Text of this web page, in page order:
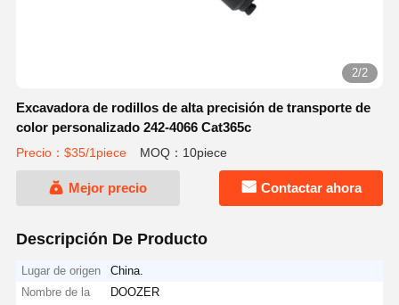
2/2
Excavadora de rodillos de alta precisión de transporte de
color personalizado 242-4066 Cat365c
Precio：$35/1piece MOQ：10piece
Mejor precio Contactar ahora
Descripción De Producto
Lugar de origen
China.
Nombre de la
DOOZER